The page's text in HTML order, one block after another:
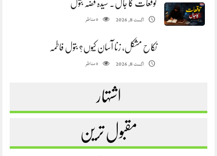
توقعات کا جال. سیدہ فضہ بتول
اگست 8, 2026 0مناظر
نکاح مشکل، زنا آسان کیوں؟ بتول فاطمہ
اگست 8, 2026 0مناظر
اشتہار
مقبول ترین